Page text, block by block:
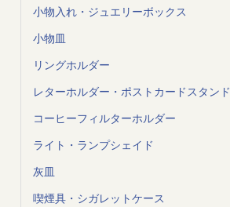
小物入れ・ジュエリーボックス
小物皿
リングホルダー
レターホルダー・ポストカードスタンド
コーヒーフィルターホルダー
ライト・ランプシェイド
灰皿
喫煙具・シガレットケース